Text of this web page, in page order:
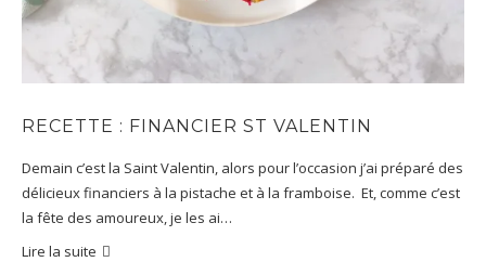
RECETTE : FINANCIER ST VALENTIN
Demain c’est la Saint Valentin, alors pour l’occasion j’ai préparé des
délicieux financiers à la pistache et à la framboise. Et, comme c’est
la fête des amoureux, je les ai…
Lire la suite